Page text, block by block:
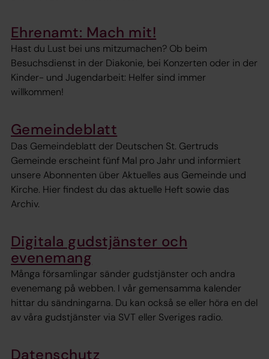
Ehrenamt: Mach mit!
Hast du Lust bei uns mitzumachen? Ob beim
Besuchsdienst in der Diakonie, bei Konzerten oder in der
Kinder- und Jugendarbeit: Helfer sind immer
willkommen!
Gemeindeblatt
Das Gemeindeblatt der Deutschen St. Gertruds
Gemeinde erscheint fünf Mal pro Jahr und informiert
unsere Abonnenten über Aktuelles aus Gemeinde und
Kirche. Hier findest du das aktuelle Heft sowie das
Archiv.
Digitala gudstjänster och
evenemang
Många församlingar sänder gudstjänster och andra
evenemang på webben. I vår gemensamma kalender
hittar du sändningarna. Du kan också se eller höra en del
av våra gudstjänster via SVT eller Sveriges radio.
Datenschutz